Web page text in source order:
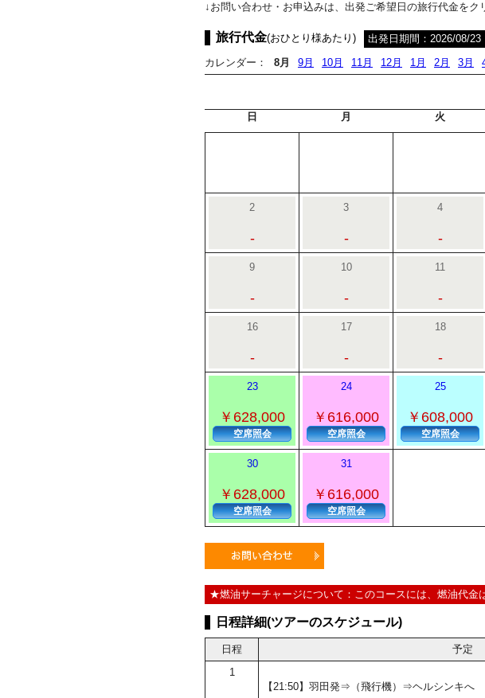
↓お問い合わせ・お申込みは、出発ご希望日の旅行代金をク
旅行代金(おひとり様あたり)
出発日期間：2026/08/23
カレンダー：
8月 9月 10月 11月 12月 1月 2月 3月
日 月 火
2
-
3
-
4
-
9
-
10
-
11
-
16
-
17
-
18
-
23
￥628,000
空席照会
24
￥616,000
空席照会
25
￥608,000
空席照会
30
￥628,000
空席照会
31
￥616,000
空席照会
★燃油サーチャージについて：このコースには、燃油代金
日程詳細(ツアーのスケジュール)
日程 予定
1
【21:50】羽田発⇒（飛行機）⇒ヘルシンキへ